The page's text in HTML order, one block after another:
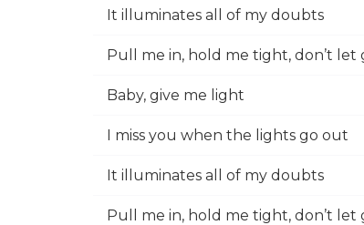
It illuminates all of my doubts
Pull me in, hold me tight, don’t let
Baby, give me light
I miss you when the lights go out
It illuminates all of my doubts
Pull me in, hold me tight, don’t let